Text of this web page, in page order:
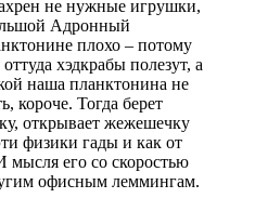
не нужные игрушки,
Адронный
плохо – потому
хэдкрабы полезут, а
наша планктонина не
короче. Тогда берет
открывает жежешечку
физики гады и как от
его со скоростью
офисным леммингам.